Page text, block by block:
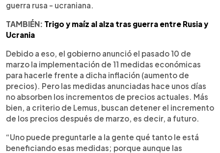
guerra rusa - ucraniana.
TAMBIÉN: Trigo y maíz al alza tras guerra entre Rusia y
Ucrania
Debido a eso, el gobierno anunció el pasado 10 de
marzo la implementación de 11 medidas económicas
para hacerle frente a dicha inflación (aumento de
precios). Pero las medidas anunciadas hace unos días
no absorben los incrementos de precios actuales. Más
bien, a criterio de Lemus, buscan detener el incremento
de los precios después de marzo, es decir, a futuro.
“Uno puede preguntarle a la gente qué tanto le está
beneficiando esas medidas; porque aunque las